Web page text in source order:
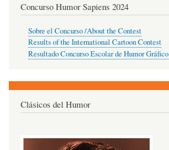
Concurso Humor Sapiens 2024
Sobre el Concurso /About the Contest
Results of the International Cartoon Contest
Resultado Concurso Escolar de Humor Gráfico
Clásicos del Humor